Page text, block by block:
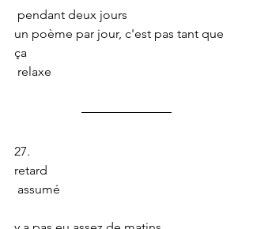
pendant deux jours
un poème par jour, c'est pas tant que
ça
relaxe
27.
retard
assumé